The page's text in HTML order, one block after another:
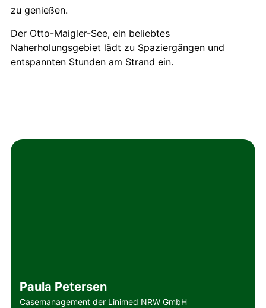
zu genießen.
Der Otto-Maigler-See, ein beliebtes
Naherholungsgebiet lädt zu Spaziergängen und
entspannten Stunden am Strand ein.
Paula Petersen
Casemanagement der Linimed NRW GmbH